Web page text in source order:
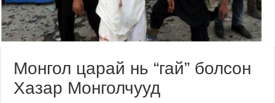
Монгол царай нь “гай” болсон
Хазар Монголчууд